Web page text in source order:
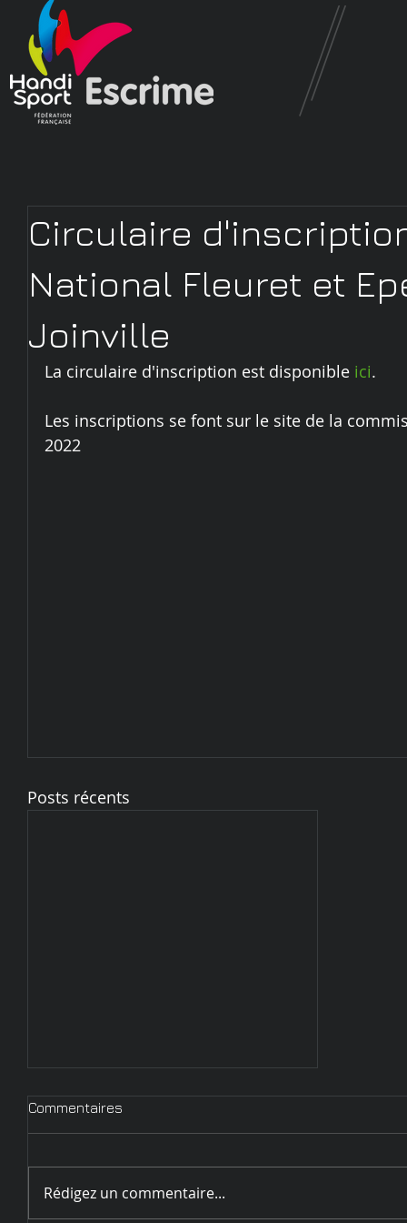
Circulaire
National Fleuret et
Joinville
La circulaire d'inscription est disponible ici.
Les inscriptions se font sur le site de la
2022
Posts récents
Commentaires
Rédigez un commentaire...